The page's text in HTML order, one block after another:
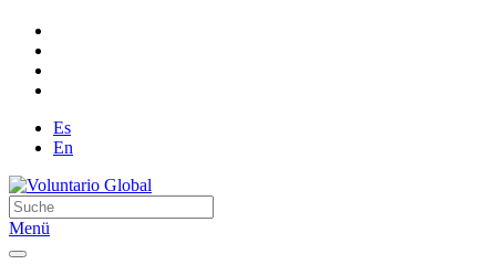
Es
En
Menü